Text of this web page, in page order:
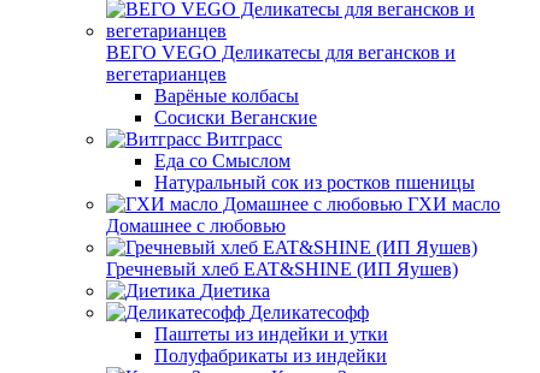
ВЕГО VEGO Деликатесы для вегансков и
вегетарианцев
Варёные колбасы
Сосиски Веганские
Витграсс
Еда со Смыслом
Натуральный сок из ростков пшеницы
ГХИ масло
Домашнее с любовью
Гречневый хлеб EAT&SHINE (ИП Яушев)
Диетика
Деликатесофф
Паштеты из индейки и утки
Полуфабрикаты из индейки